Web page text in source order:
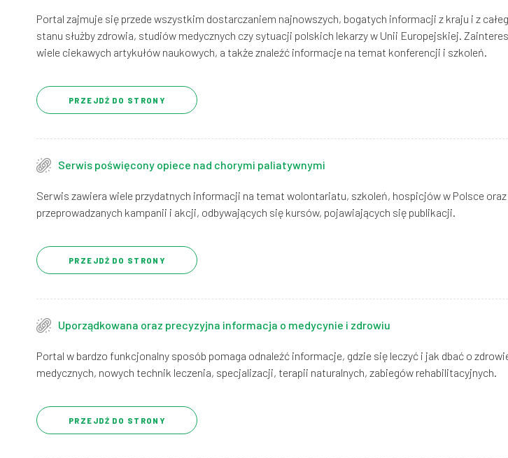
Portal zajmuje się przede wszystkim dostarczaniem najnowszych, bogatych informacji z kraju i z
stanu służby zdrowia, studiów medycznych czy sytuacji polskich lekarzy w Unii Europejskiej.
wiele ciekawych artykułów naukowych, a także znaleźć informacje na temat konferencji i szkoleń.
PRZEJDŹ DO STRONY
Serwis poświęcony opiece nad chorymi paliatywnymi
Serwis zawiera wiele przydatnych informacji na temat wolontariatu, szkoleń, hospicjów w Polsce
przeprowadzanych kampanii i akcji, odbywających się kursów, pojawiających się publikacji.
PRZEJDŹ DO STRONY
Uporządkowana oraz precyzyjna informacja o medycynie i zdrowiu
Portal w bardzo funkcjonalny sposób pomaga odnaleźć informacje, gdzie się leczyć i jak dbać o
medycznych, nowych technik leczenia, specjalizacji, terapii naturalnych, zabiegów rehabilitacyjnych.
PRZEJDŹ DO STRONY